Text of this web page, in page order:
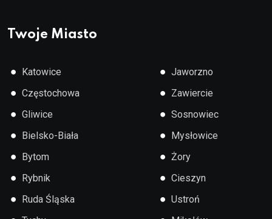
Twoje Miasto
● Katowice
● Częstochowa
● Gliwice
● Bielsko-Biała
● Bytom
● Rybnik
● Ruda Śląska
● Jaworzno
● Zawiercie
● Sosnowiec
● Mysłowice
● Żory
● Cieszyn
● Ustroń